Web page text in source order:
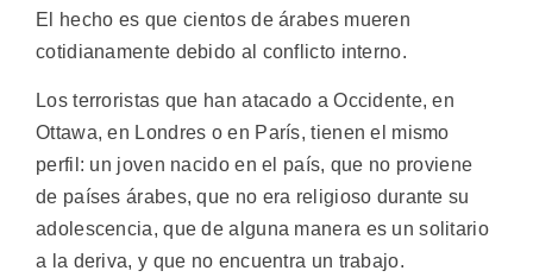
El hecho es que cientos de árabes mueren
cotidianamente debido al conflicto interno.
Los terroristas que han atacado a Occidente, en
Ottawa, en Londres o en París, tienen el mismo
perfil: un joven nacido en el país, que no proviene
de países árabes, que no era religioso durante su
adolescencia, que de alguna manera es un solitario
a la deriva, y que no encuentra un trabajo.